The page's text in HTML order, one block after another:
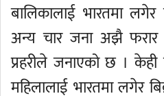
बालिकालाई भारतमा लगेर
अन्य चार जना अझै फरार
प्रहरीले जनाएको छ । केही
महिलालाई भारतमा लगेर